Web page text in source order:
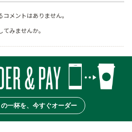
メントはありません。
みませんか。
一杯を、今すぐオーダー